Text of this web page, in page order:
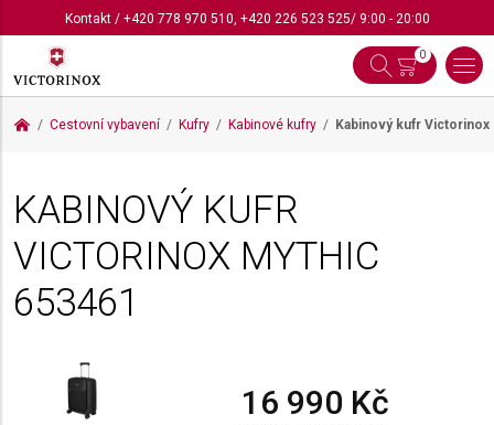
Kontakt/ +420 778 970 510, +420 226 523 525/ 9:00 - 20:00
0
Cestovní vybavení Kufry Kabinové kufry Kabinový kufr
KABINOVÝ KUFR
VICTORINOX MYTHIC
653461
16 990 Kč